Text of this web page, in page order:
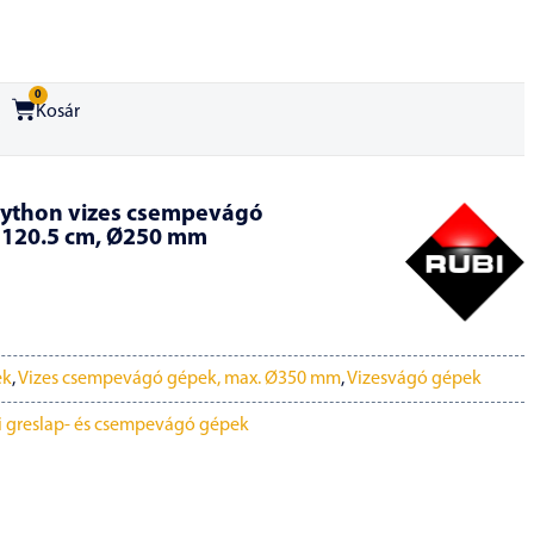
0
Kosár
vizes csempevágó
cm, Ø250 mm
,Vizes csempevágó gépek, max. Ø350 mm,Vizesvágó gépek
greslap- és csempevágó gépek